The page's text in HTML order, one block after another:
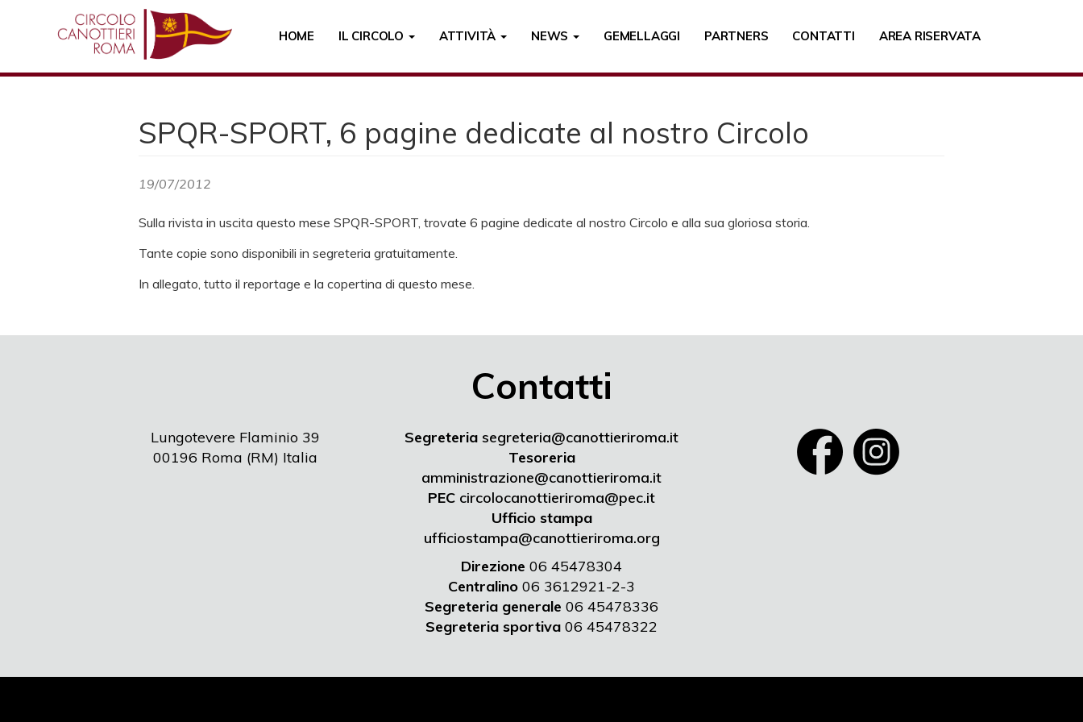
contenuto
HOME IL CIRCOLO ATTIVITÀ NEWS GEMELLAGGI PARTNERS CONTATTI AREA RISERVATA
SPQR-SPORT, 6 pagine dedicate al nostro Circolo
19/07/2012
Sulla rivista in uscita questo mese SPQR-SPORT, trovate 6 pagine dedicate al nostro Circolo e alla sua gloriosa storia.
Tante copie sono disponibili in segreteria gratuitamente.
In allegato, tutto il reportage e la copertina di questo mese.
Contatti
Lungotevere Flaminio 39
00196 Roma (RM) Italia
Segreteria segreteria@canottieriroma.it
Tesoreria
amministrazione@canottieriroma.it
PEC circolocanottieriroma@pec.it
Ufficio stampa
ufficiostampa@canottieriroma.org
Direzione 06 45478304
Centralino 06 3612921-2-3
Segreteria generale 06 45478336
Segreteria sportiva 06 45478322